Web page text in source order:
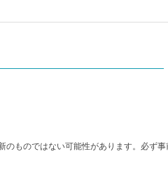
ものではない可能性があります。必ず事